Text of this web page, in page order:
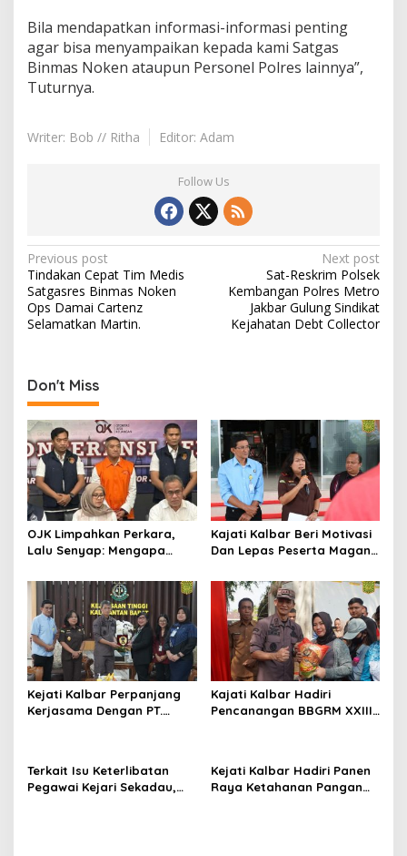
Bila mendapatkan informasi-informasi penting
agar bisa menyampaikan kepada kami Satgas
Binmas Noken ataupun Personel Polres lainnya”,
Tuturnya.
Writer: Bob // Ritha Editor: Adam
Follow Us
Post
navigation
Previous post
Tindakan Cepat Tim Medis
Satgasres Binmas Noken
Ops Damai Cartenz
Selamatkan Martin.
Next post
Sat-Reskrim Polsek
Kembangan Polres Metro
Jakbar Gulung Sindikat
Kejahatan Debt Collector
Don't Miss
OJK Limpahkan Perkara,
Lalu Senyap: Mengapa
Investree Nyaris Hilang
dari Pemberitaan?
Kajati Kalbar Beri Motivasi
Dan Lepas Peserta Magang
Kejati Kalbar Perpanjang
Kerjasama Dengan PT.
Kajati Kalbar Hadiri
Pencanangan BBGRM XXIII,
2026
Terkait Isu Keterlibatan
Pegawai Kejari Sekadau,
Kejati Kalbar Hadiri Panen
Raya Ketahanan Pangan